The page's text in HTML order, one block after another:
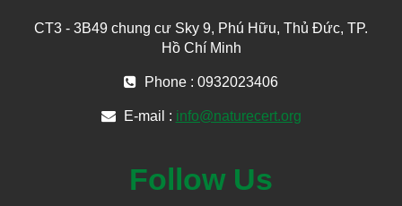
CT3 - 3B49 chung cư Sky 9, Phú Hữu, Thủ Đức, TP.
Hồ Chí Minh
Phone : 0932023406
E-mail : info@naturecert.org
Follow Us